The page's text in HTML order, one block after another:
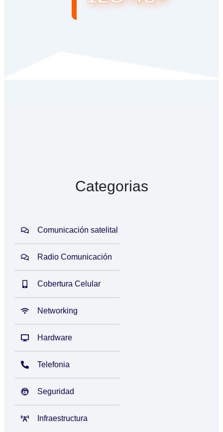
Categorias
Comunicación satelital
Radio Comunicación
Cobertura Celular
Networking
Hardware
Telefonia
Seguridad
Infraestructura